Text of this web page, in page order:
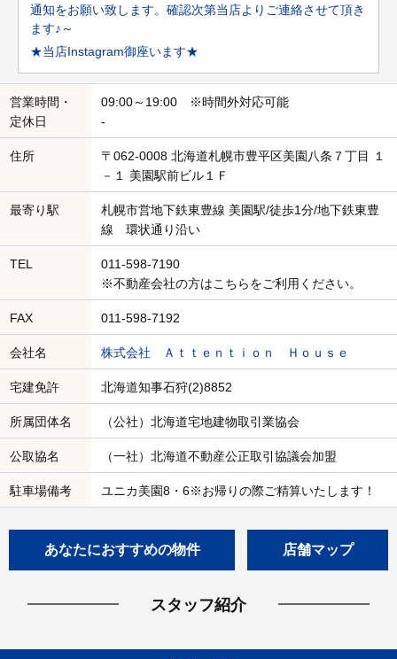
通知をお願い致します。確認次第当店よりご連絡させて頂き
ます♪～
★当店Instagram御座います★
営業時間・
定休日
09:00～19:00 ※時間外対応可能
-
住所
〒062-0008 北海道札幌市豊平区美園八条７丁目 １
－１ 美園駅前ビル１Ｆ
最寄り駅
札幌市営地下鉄東豊線 美園駅/徒歩1分/地下鉄東豊
線 環状通り沿い
TEL
011-598-7190
※不動産会社の方はこちらをご利用ください。
FAX 011-598-7192
会社名 株式会社 Ａｔｔｅｎｔｉｏｎ Ｈｏｕｓｅ
宅建免許 北海道知事石狩(2)8852
所属団体名 （公社）北海道宅地建物取引業協会
公取協名 （一社）北海道不動産公正取引協議会加盟
駐車場備考 ユニカ美園8・6※お帰りの際ご精算いたします！
あなたにおすすめの物件 店舗マップ
スタッフ紹介